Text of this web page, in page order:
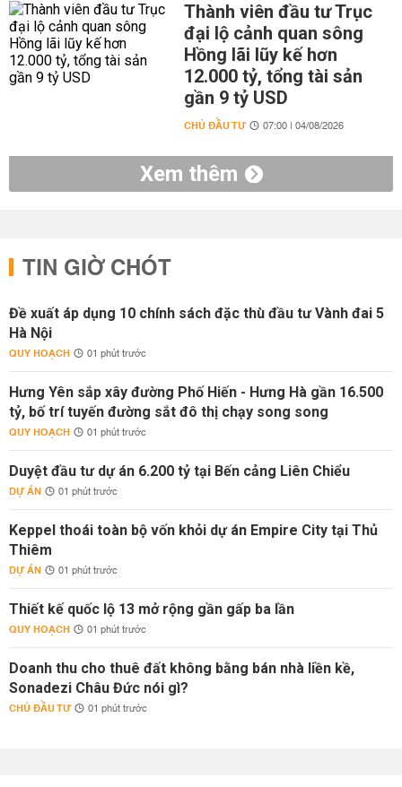
Thành viên đầu tư Trục
đại lộ cảnh quan sông
Hồng lãi lũy kế hơn
12.000 tỷ, tổng tài sản
gần 9 tỷ USD
CHỦ ĐẦU TƯ 07:00 | 04/08/2026
Xem thêm
TIN GIỜ CHÓT
Đề xuất áp dụng 10 chính sách đặc thù đầu tư Vành đai 5
Hà Nội
QUY HOẠCH 01 phút trước
Hưng Yên sắp xây đường Phố Hiến - Hưng Hà gần 16.500
tỷ, bố trí tuyến đường sắt đô thị chạy song song
QUY HOẠCH 01 phút trước
Duyệt đầu tư dự án 6.200 tỷ tại Bến cảng Liên Chiểu
DỰ ÁN 01 phút trước
Keppel thoái toàn bộ vốn khỏi dự án Empire City tại Thủ
Thiêm
DỰ ÁN 01 phút trước
Thiết kế quốc lộ 13 mở rộng gần gấp ba lần
QUY HOẠCH 01 phút trước
Doanh thu cho thuê đất không bằng bán nhà liền kề,
Sonadezi Châu Đức nói gì?
CHỦ ĐẦU TƯ 01 phút trước